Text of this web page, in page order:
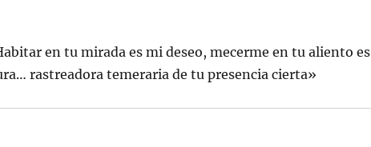
en tu mirada es mi deseo, mecerme en tu aliento es
rastreadora temeraria de tu presencia cierta»